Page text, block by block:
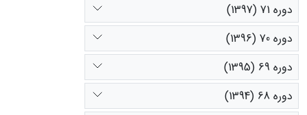
دوره 71 (1397)
دوره 70 (1396)
دوره 69 (1395)
دوره 68 (1394)